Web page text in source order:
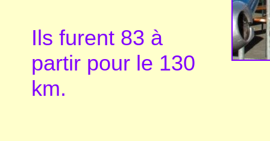
Ils furent 83 à
partir pour le 130
km.